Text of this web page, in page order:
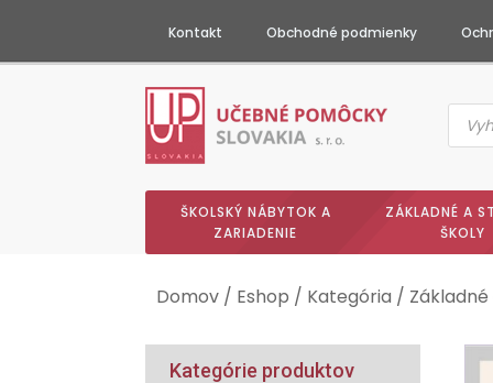
Kontakt Obchodné podmienky
search
ŠKOLSKÝ NÁBYTOK A
ZARIADENIE
ZÁKLADNÉ A
ŠKOLY
Domov / Eshop / Kategória /
Kategórie produktov